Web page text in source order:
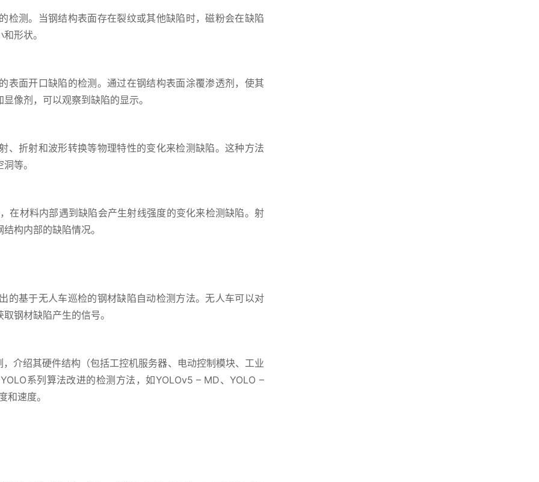
检测。当钢结构表面存在裂纹或其他缺陷时，磁粉会在缺陷
形状。
表面开口缺陷的检测。通过在钢结构表面涂覆渗透剂，使其
像剂，可以观察到缺陷的显示。
、折射和波形转换等物理特性的变化来检测缺陷。这种方法
等。
在材料内部遇到缺陷会产生射线强度的变化来检测缺陷。射
构内部的缺陷情况。
的基于无人车巡检的钢材缺陷自动检测方法。无人车可以对
钢材缺陷产生的信号。
介绍其硬件结构（包括工控机服务器、电动控制模块、工业
系列算法改进的检测方法，如YOLOv5 – MD、YOLO –
速度。